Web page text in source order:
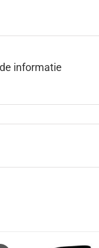
informatie